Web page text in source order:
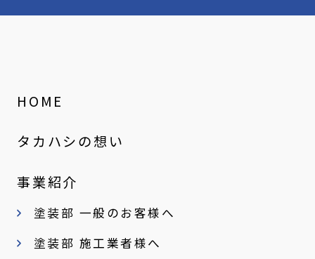
HOME
タカハシの想い
事業紹介
塗装部 一般のお客様へ
塗装部 施工業者様へ